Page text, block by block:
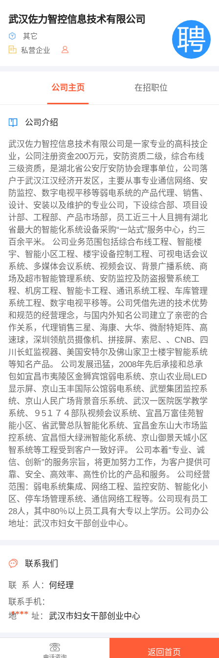
武汉佐力智控信息技术有限公司
其它
私营企业
公司主页 在招职位
公司介绍
武汉佐力智控信息技术有限公司是一家专业的高科技企
业，公同注册资金200万元，安防资质二级，综合布线
三级资质，是湖北省公安厅安防协会理事单位，公司落
户于武汉江汉经济开发区，主要从事专业通信网络、安
防监控、数字电视平移等弱电系统的产品代理、销售、
设计、安装以及维护的专业公司，下设综合部、项目设
计部、工程部、产品市场部，员工近三十人且拥有湖北
省最大的智能化系统设备采购“一站式”服务中心，约三
百余平米。 公司业务范围包括综合布线工程、智能楼
宇、智能小区工程、楼宇设备控制工程、可视电话会议
系统、多媒体会议系统、视频会议、背景广播系统、商
场及超市智能管理系统、安防监控及防盗报警系统工
程、机房工程、智能卡工程、通讯系统工程、车库管理
系统工程、数字电视平移等。公司凭借先进的技术优势
和规范的经营理念，与国内外知名公司建立了亲密的合
作关系，代理销售三星、海康、大华、微耐特矩阵、高
速球，深圳领航员摄像机、拼接屏、索尼、、CNB、四
川长虹监视器、美国安特尔及佛山家卫士楼宇智能系统
等知名产品。 公司发展迅猛，2008年先后承接和总承
包如宜昌市夷陵区金狮宾馆弱电系统、京山农业局LED
显示屏、京山玉丰国际公馆弱电系统、武塑集团监控系
统、京山人民广场背景音乐系统、武汉一医院医学教学
系统、９5１７４部队视频会议系统、宜昌万富佳苑智
能小区、省武警总队智能化系统、宜昌金东山大市场监
控系统、宜昌恒大绿洲智能化系统、京山御景天城小区
智系统等工程受到客户一致好评。 公司本着“专业、诚
信、创新”的服务宗旨，将更加努力工作，为客户提供可
靠、安全、高效率、高性价比的产品和服务。 公司经营
范围：弱电系统集成、网络工程、监控安防、智能化小
区、停车场管理系统、通信网络工程等。公司现有员工
28人，其中80％以上员工具有大专以上学历。公司办公
地址：武汉市妇女干部创业中心。
联系我们
联 系 人： 何经理
联系手机：
****
地 址： 武汉市妇女干部创业中心
返回首页